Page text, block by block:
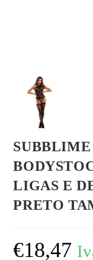
SUBBLIME
LIGAS E
PRETO
€18,47